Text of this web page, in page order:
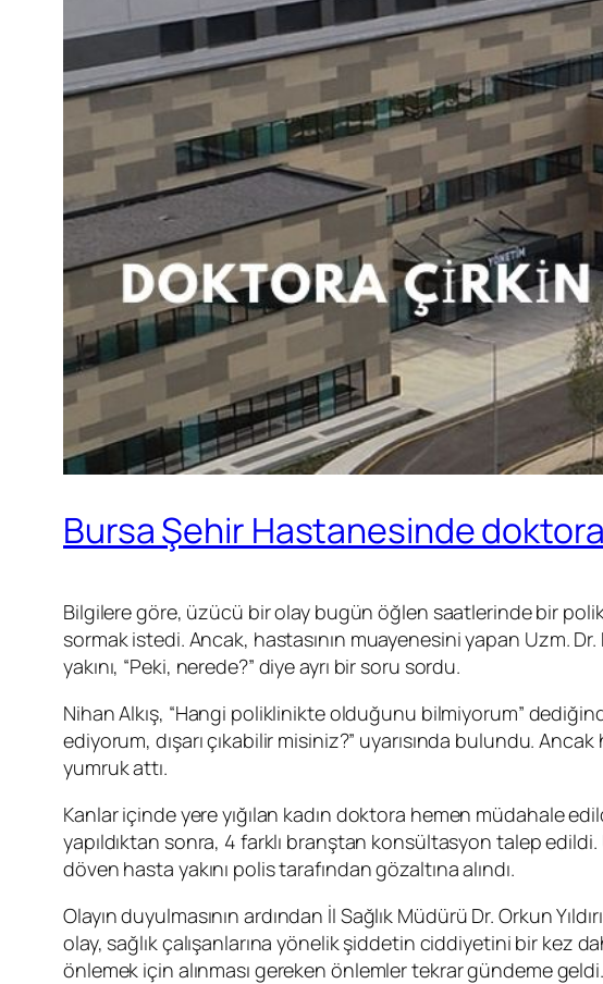
Bursa Şehir Hastanesinde doktora
Bilgilere göre, üzücü bir olay bugün öğlen saatlerinde bir
sormak istedi. Ancak, hastasının muayenesini yapan Uzm. Dr.
yakını, “Peki, nerede?” diye ayrı bir soru sordu.
Nihan Alkış, “Hangi poliklinikte olduğunu bilmiyorum”
ediyorum, dışarı çıkabilir misiniz?” uyarısında bulundu.
yumruk attı.
Kanlar içinde yere yığılan kadın doktora hemen müdahale
yapıldıktan sonra, 4 farklı branştan konsültasyon talep edildi.
döven hasta yakını polis tarafından gözaltına alındı.
Olayın duyulmasının ardından İl Sağlık Müdürü Dr. Orkun
olay, sağlık çalışanlarına yönelik şiddetin ciddiyetini bir kez
önlemek için alınması gereken önlemler tekrar gündeme geldi.